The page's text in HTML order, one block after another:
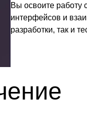
Вы освоите работу
интерфейсов и
разработки, так и